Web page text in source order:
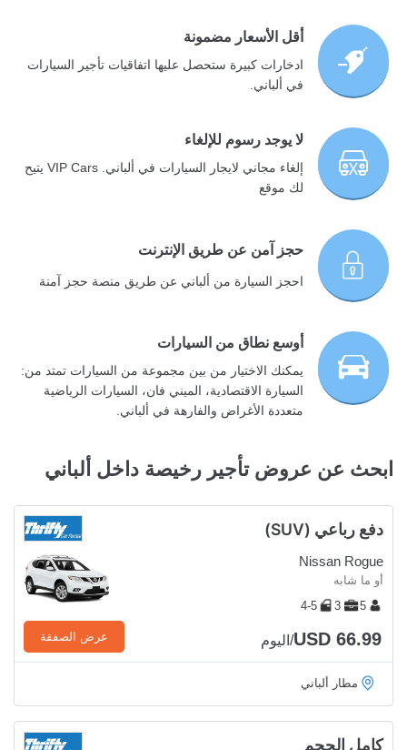
أقل الأسعار مضمونة
ادخارات كبيرة ستحصل عليها اتفاقيات تأجير السيارات
في ألباني.
لا يوجد رسوم للإلغاء
إلغاء مجاني لايجار السيارات في ألباني. VIP Cars يتيح
لك موقع
حجز آمن عن طريق الإنترنت
احجز السيارة من ألباني عن طريق منصة حجز آمنة
أوسع نطاق من السيارات
يمكنك الاختيار من بين مجموعة من السيارات تمتد من:
السيارة الاقتصادية، الميني فان، السيارات الرياضية
متعددة الأغراض والفارهة في ألباني.
ابحث عن عروض تأجير رخيصة داخل ألباني
دفع رباعي (SUV)
Nissan Rogue
أو ما شابه
5
3
4-5
USD 66.99/اليوم عرض الصفقة
مطار ألباني
كامل الحجم